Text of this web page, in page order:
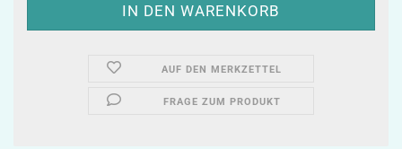
AUF DEN MERKZETTEL
FRAGE ZUM PRODUKT